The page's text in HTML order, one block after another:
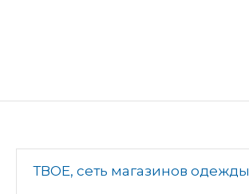
ТВОЕ, сеть магазинов одежды